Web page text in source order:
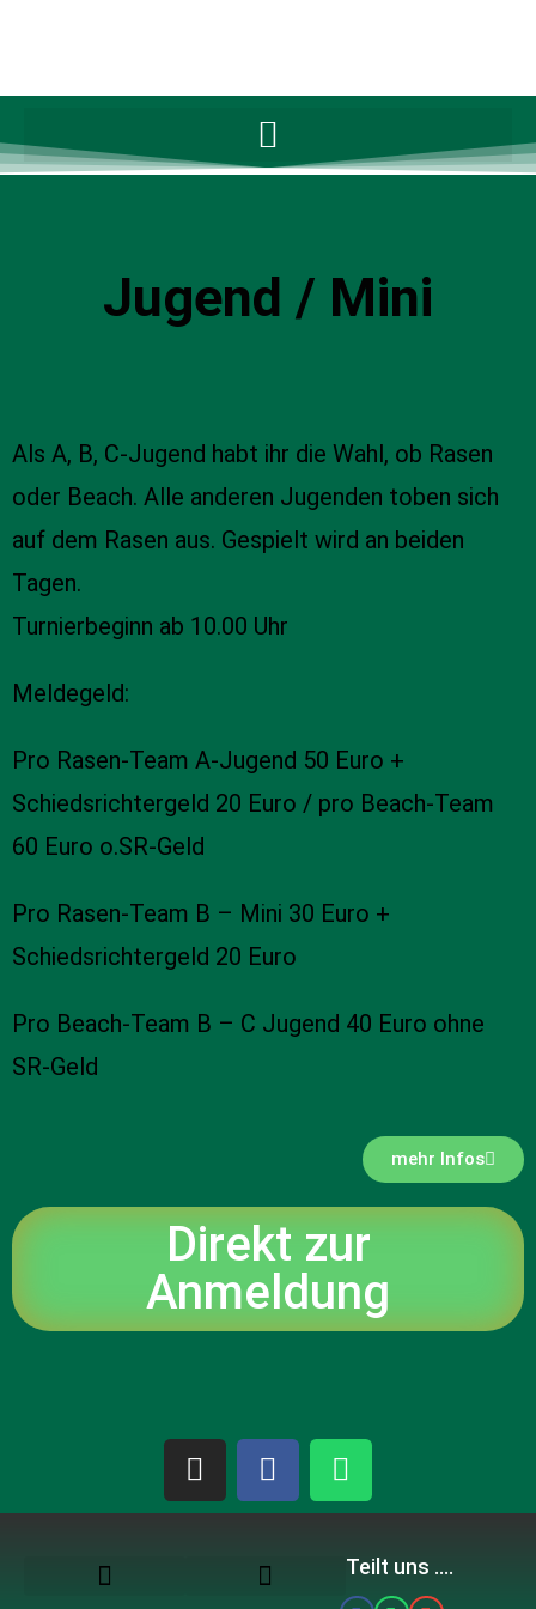
Jugend / Mini
Als A, B, C-Jugend habt ihr die Wahl, ob Rasen
oder Beach. Alle anderen Jugenden toben sich
auf dem Rasen aus. Gespielt wird an beiden
Tagen.
Turnierbeginn ab 10.00 Uhr
Meldegeld:
Pro Rasen-Team A-Jugend 50 Euro +
Schiedsrichtergeld 20 Euro / pro Beach-Team
60 Euro o.SR-Geld
Pro Rasen-Team B – Mini 30 Euro +
Schiedsrichtergeld 20 Euro
Pro Beach-Team B – C Jugend 40 Euro ohne
SR-Geld
mehr Infos
Direkt zur
Anmeldung
Teilt uns ....